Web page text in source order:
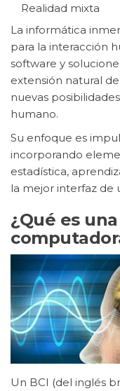
Realidad mixta
La informática
para la interacción
software y
extensión natural
nuevas
humano.
Su enfoque es
incorporando
estadística,
la mejor interfaz de
¿Qué es
Un BCI (del inglés